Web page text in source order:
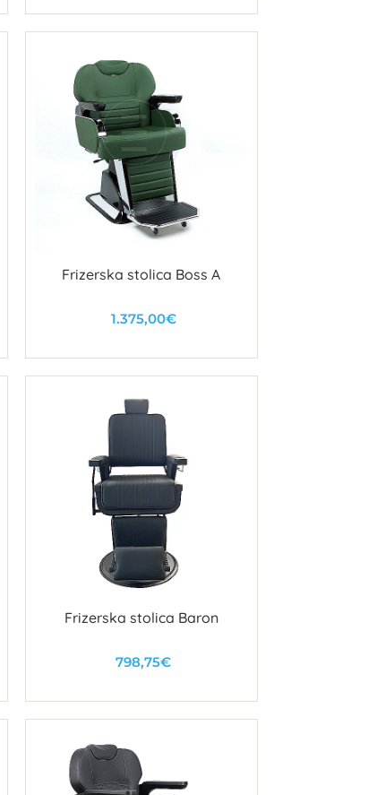
U košaricu
Frizerska stolica Boss A
1.375,00€
Frizerska stolica Baron
798,75€
U košaricu